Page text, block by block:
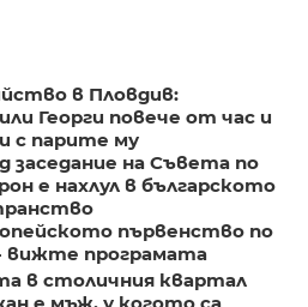
в Пловдив:
Георги повече от час и
с парите му
заседание на Съвета по
е нахлул в българското
първенство по
вижте програмата
в столичния квартал